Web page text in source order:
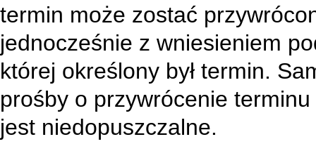
termin może zostać
jednocześnie z wniesieniem
której określony był termin.
prośby o przywrócenie
jest niedopuszczalne.